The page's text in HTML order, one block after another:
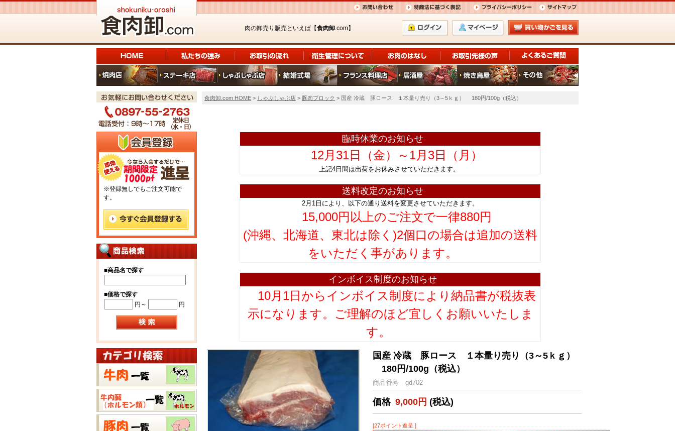
肉の卸売り販売といえば【食肉卸.com】
※登録無しでもご注文可能で
す。
■商品名で探す
■価格で探す
円～
円
食肉卸.com HOME > しゃぶしゃぶ店 > 豚肉ブロック > 国産 冷蔵 豚ロース １本量り売り（3～5ｋｇ） 180円/100g（税込）
臨時休業のお知らせ
12月31日（金）～1月3日（月）
上記4日間は出荷をお休みさせていただきます。
送料改定のお知らせ
2月1日により、以下の通り送料を変更させていただきます。
15,000円以上のご注文で一律880円
(沖縄、北海道、東北は除く)2個口の場合は追加の送料
をいただく事があります。
インボイス制度のお知らせ
10月1日からインボイス制度により納品書が税抜表
示になります。ご理解のほど宜しくお願いいたしま
す。
国産 冷蔵 豚ロース １本量り売り（3～5ｋｇ）
180円/100g（税込）
商品番号 gd702
価格 9,000円 (税込)
[27ポイント進呈 ]